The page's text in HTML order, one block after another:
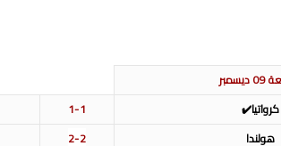
كرواتيا✔️
1-1
هولندا
2-2